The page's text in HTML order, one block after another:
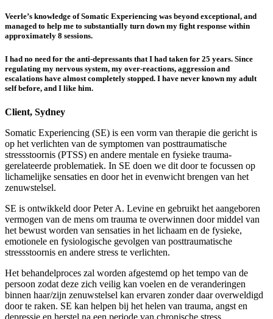
Veerle’s knowledge of Somatic Experiencing was beyond exceptional, and
managed to help me to substantially turn down my fight response within
approximately 8 sessions.
I had no need for the anti-depressants that I had taken for 25 years. Since
regulating my nervous system, my over-reactions, aggression and
escalations have almost completely stopped. I have never known my adult
self before, and I like him.
Client, Sydney
Somatic Experiencing (SE) is een vorm van therapie die gericht is
op het verlichten van de symptomen van posttraumatische
stressstoornis (PTSS) en andere mentale en fysieke trauma-
gerelateerde problematiek. In SE doen we dit door te focussen op
lichamelijke sensaties en door het in evenwicht brengen van het
zenuwstelsel.
SE is ontwikkeld door Peter A. Levine en gebruikt het aangeboren
vermogen van de mens om trauma te overwinnen door middel van
het bewust worden van sensaties in het lichaam en de fysieke,
emotionele en fysiologische gevolgen van posttraumatische
stressstoornis en andere stress te verlichten.
Het behandelproces zal worden afgestemd op het tempo van de
persoon zodat deze zich veilig kan voelen en de veranderingen
binnen haar/zijn zenuwstelsel kan ervaren zonder daar overweldigd
door te raken. SE kan helpen bij het helen van trauma, angst en